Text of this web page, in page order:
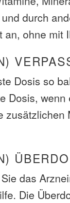
durch
an, ohne mit
Dosis so
Dosis,
zusätzlichen
das
Die